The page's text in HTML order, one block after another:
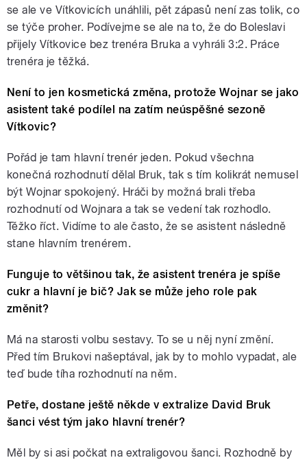
se ale ve Vítkovicích unáhlili, pět zápasů není zas tolik, co
se týče proher. Podívejme se ale na to, že do Boleslavi
přijely Vítkovice bez trenéra Bruka a vyhráli 3:2. Práce
trenéra je těžká.
Není to jen kosmetická změna, protože Wojnar se jako
asistent také podílel na zatím neúspěšné sezoně
Vítkovic?
Pořád je tam hlavní trenér jeden. Pokud všechna
konečná rozhodnutí dělal Bruk, tak s tím kolikrát nemusel
být Wojnar spokojený. Hráči by možná brali třeba
rozhodnutí od Wojnara a tak se vedení tak rozhodlo.
Těžko říct. Vidíme to ale často, že se asistent následně
stane hlavním trenérem.
Funguje to většinou tak, že asistent trenéra je spíše
cukr a hlavní je bič? Jak se může jeho role pak
změnit?
Má na starosti volbu sestavy. To se u něj nyní změní.
Před tím Brukovi našeptával, jak by to mohlo vypadat, ale
teď bude tíha rozhodnutí na něm.
Petře, dostane ještě někde v extralize David Bruk
šanci vést tým jako hlavní trenér?
Měl by si asi počkat na extraligovou šanci. Rozhodně by